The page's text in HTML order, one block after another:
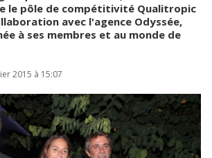
le pôle de compétitivité Qualitropic
avec l'agence Odyssée,
à ses membres et au monde de
2015 à 15:07